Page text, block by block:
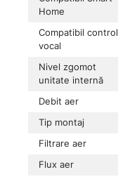
Home
Compatibil control
vocal
Nivel zgomot
unitate internă
Debit aer
Tip montaj
Filtrare aer
Flux aer